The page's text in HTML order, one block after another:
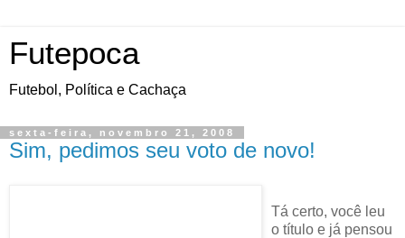
Futepoca
Futebol, Política e Cachaça
sexta-feira, novembro 21, 2008
Sim, pedimos seu voto de novo!
Tá certo, você leu
o título e já pensou